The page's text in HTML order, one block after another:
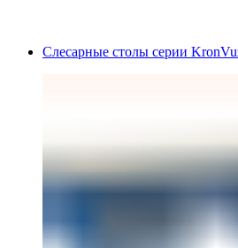
Слесарные столы серии